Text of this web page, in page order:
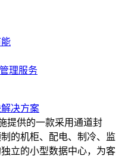
理服务
决方案
提供的一款采用通道封
的机柜、配电、制冷、监
立的小型数据中心，为客